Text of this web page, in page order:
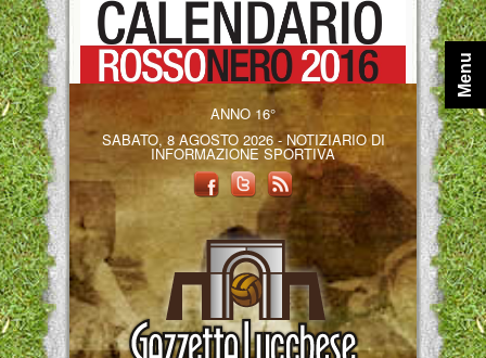
ANNO 16°
SABATO, 8 AGOSTO 2026 - NOTIZIARIO DI
INFORMAZIONE SPORTIVA
Menu